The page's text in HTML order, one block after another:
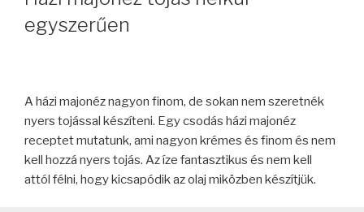
egyszerűen
A házi majonéz nagyon finom, de sokan nem szeretnék
nyers tojással készíteni. Egy csodás házi majonéz
receptet mutatunk, ami nagyon krémes és finom és nem
kell hozzá nyers tojás. Az íze fantasztikus és nem kell
attól félni, hogy kicsapódik az olaj miközben készítjük.